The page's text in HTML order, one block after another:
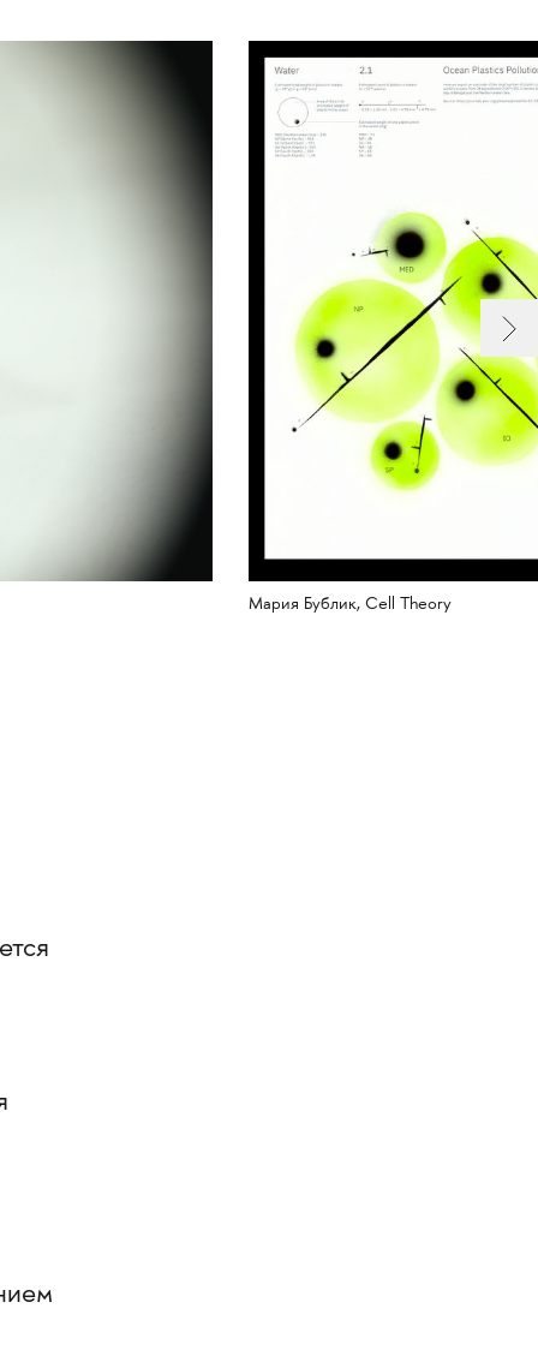
Мария Бублик, Cell Theory